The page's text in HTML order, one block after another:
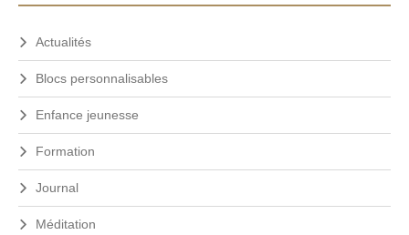
Actualités
Blocs personnalisables
Enfance jeunesse
Formation
Journal
Méditation